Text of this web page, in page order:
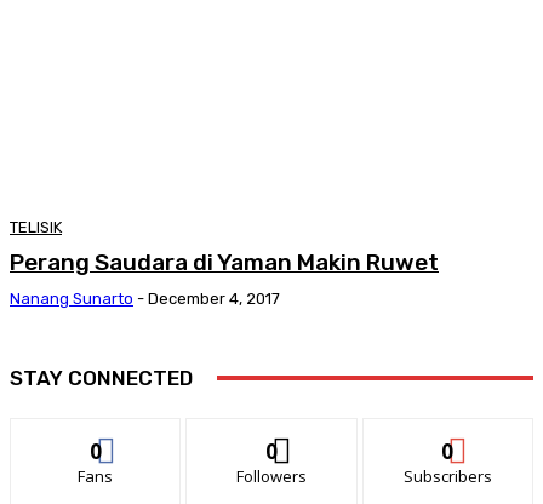
TELISIK
Perang Saudara di Yaman Makin Ruwet
Nanang Sunarto - December 4, 2017
STAY CONNECTED
0
Fans
0
Followers
0
Subscribers